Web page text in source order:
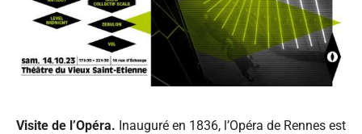
Visite de l’Opéra. Inauguré en 1836, l’Opéra de Rennes est